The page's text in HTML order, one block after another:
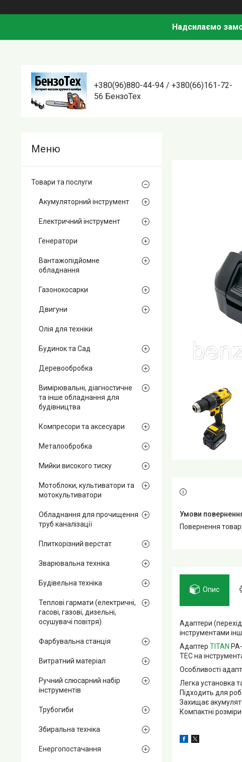
Надсилаємо
+380(96)880-44-94 / +380(66)161-72-
56 БензоТех
повернення
Опис
Адаптери
інструментами
Адаптер TITAN
TEC на
Особливості
Легка установка
Підходить для
Захищає
Компактні
Товари та послуги
Акумуляторний інструмент
Електричний інструмент
Генератори
Вантажопідйомне
обладнання
Газонокосарки
Двигуни
Олія для техніки
Будинок та Сад
Деревообробка
Вимірювальні, діагностичне
та інше обладнання для
будівництва
Компресори та аксесуари
Металообробка
Мийки високого тиску
Мотоблоки, культиватори та
мотокультиватори
Обладнання для прочищення
труб каналізації
Плиткорізний верстат
Зварювальна техніка
Будівельна техніка
Теплові гармати (електричні,
гасові, газові, дизельні,
осушувачі повітря)
Фарбувальна станція
Витратний матеріал
Ручний слюсарний набір
інструментів
Трубогиби
Збиральна техніка
Енергопостачання